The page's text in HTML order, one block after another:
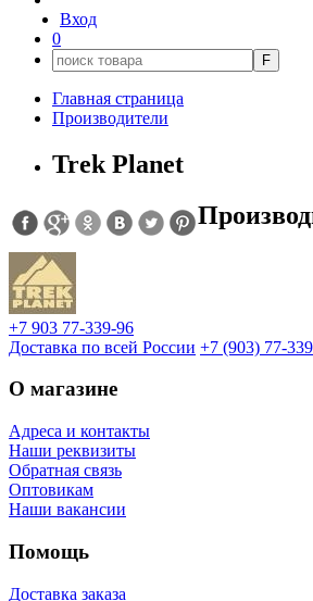
Вход
0
F
Главная страница
Производители
Trek Planet
+7 903 77-339-96
Доставка по всей России +7 (903) 77-
О магазине
Адреса и контакты
Наши реквизиты
Обратная связь
Оптовикам
Наши вакансии
Помощь
Доставка заказа